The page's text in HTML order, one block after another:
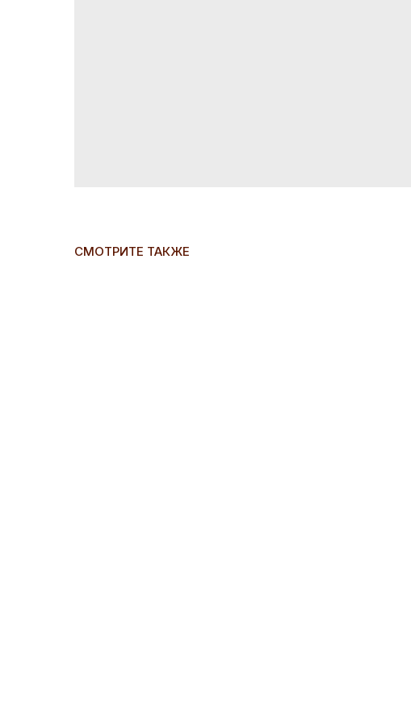
СМОТРИТЕ ТАКЖЕ